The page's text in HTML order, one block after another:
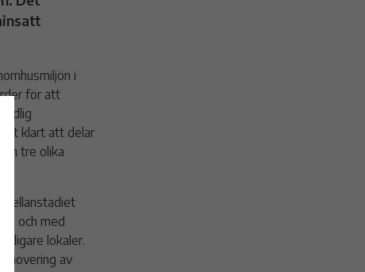
i
för att
klart att delar
tre olika
och med
lokaler.
av